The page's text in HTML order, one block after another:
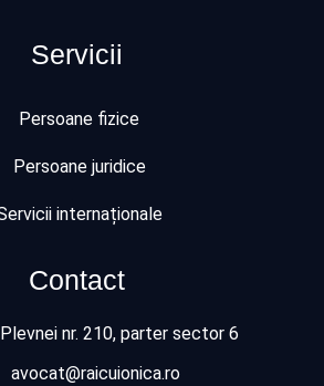
Servicii
Persoane fizice
Persoane juridice
internaționale
Contact
nr. 210, parter sector 6
avocat@raicuionica.ro